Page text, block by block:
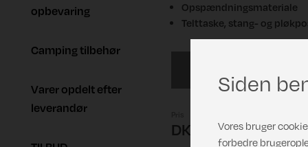
opbevaring
Camping tilbehør
Varer opdelt efter
leverandør
Opspændningsmateriale
Telttaske, stang- og
DKK 15.362,00
Siden
Vores bruger
forbedre